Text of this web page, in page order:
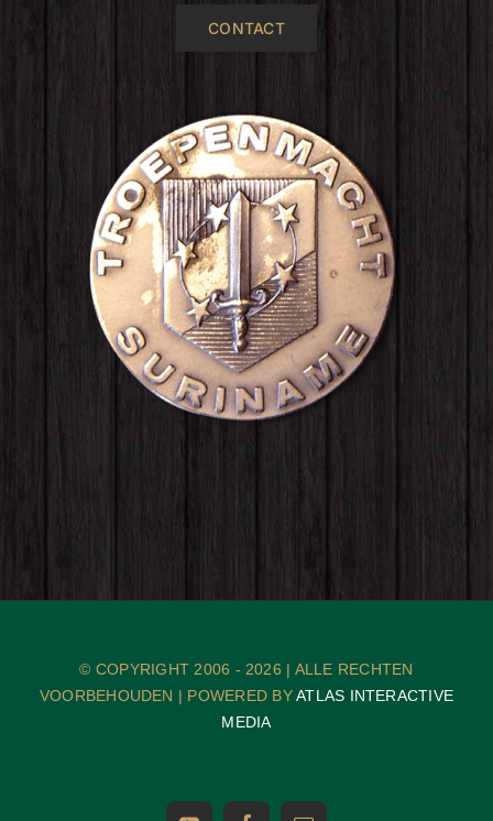
CONTACT
© COPYRIGHT 2006 - 2026 | ALLE RECHTEN
VOORBEHOUDEN | POWERED BYATLAS INTERACTIVE
MEDIA